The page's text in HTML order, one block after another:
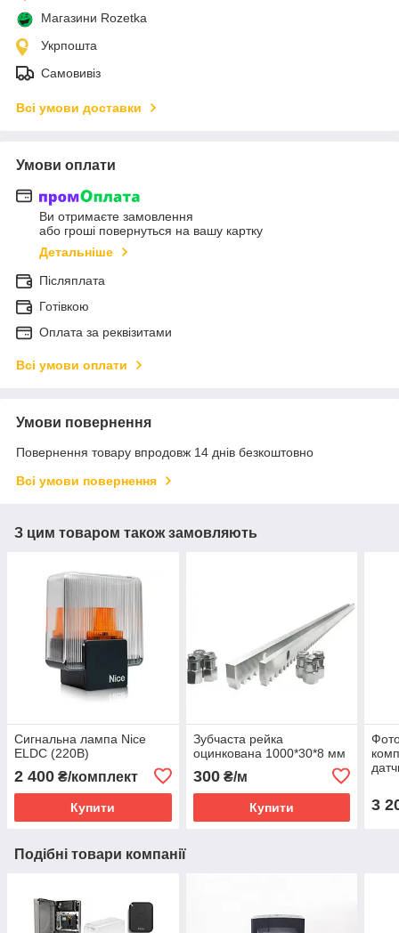
Магазини Rozetka
Укрпошта
Самовивіз
Всі умови доставки
Умови оплати
Ви отримаєте замовлення
або гроші повернуться на вашу картку
Детальніше
Післяплата
Готівкою
Оплата за реквізитами
Всі умови оплати
Умови повернення
Повернення товару впродовж 14 днів безкоштовно
Всі умови повернення
З цим товаром також замовляють
Сигнальна лампа Nice
ELDC (220В)
2 400 ₴/комплект
Купити
Зубчаста рейка
оцинкована 1000*30*8 мм
300₴/м
Купити 3
Подібні товари компанії